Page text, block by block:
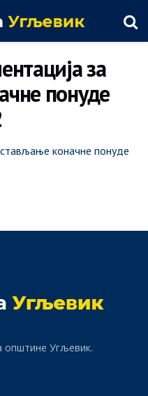
за
понуде
коначне понуде
општине Угљевик.